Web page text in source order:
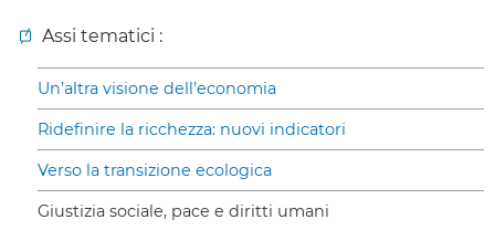
Assi tematici :
Un’altra visione dell’economia
Ridefinire la ricchezza: nuovi indicatori
Verso la transizione ecologica
Giustizia sociale, pace e diritti umani